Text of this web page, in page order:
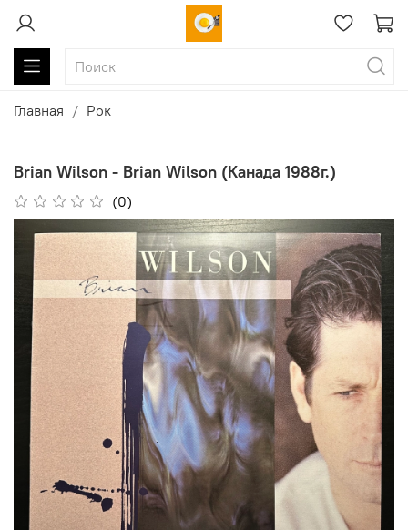
Главная Рок
Brian Wilson - Brian Wilson (Канада 1988г.)
(0)